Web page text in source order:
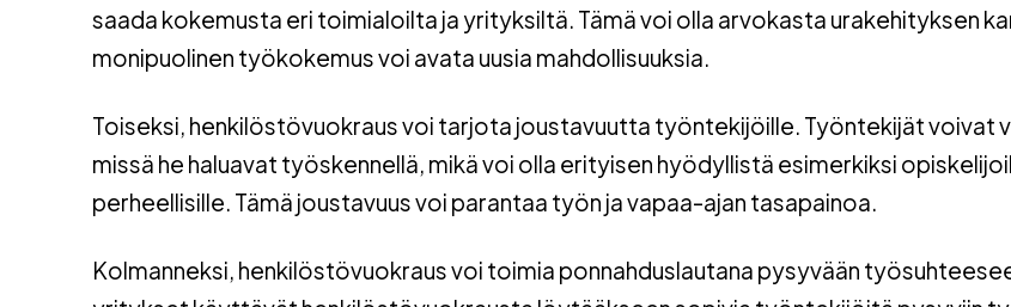
saada kokemusta eri toimialoilta ja yrityksiltä. Tämä voi olla arvokasta urakehityksen
monipuolinen työkokemus voi avata uusia mahdollisuuksia.
Toiseksi, henkilöstövuokraus voi tarjota joustavuutta työntekijöille. Työntekijät voivat
missä he haluavat työskennellä, mikä voi olla erityisen hyödyllistä esimerkiksi
perheellisille. Tämä joustavuus voi parantaa työn ja vapaa-ajan tasapainoa.
Kolmanneksi, henkilöstövuokraus voi toimia ponnahduslautana pysyvään